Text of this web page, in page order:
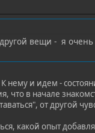
вещи - я
нему и идем -
что в начале
от другой
какой опыт